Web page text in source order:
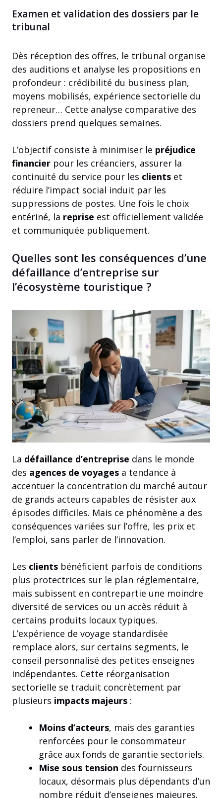
Examen et validation des dossiers par le
tribunal
Dès réception des offres, le tribunal organise
des auditions et analyse les propositions en
profondeur : crédibilité du business plan,
moyens mobilisés, expérience sectorielle du
repreneur… Cette analyse comparative des
dossiers prend quelques semaines.
L’objectif consiste à minimiser le préjudice
financier pour les créanciers, assurer la
continuité du service pour les clients et
réduire l’impact social induit par les
suppressions de postes. Une fois le choix
entériné, la reprise est officiellement validée
et communiquée publiquement.
Quelles sont les conséquences d’une
défaillance d’entreprise sur
l’écosystème touristique ?
La défaillance d’entreprise dans le monde
des agences de voyages a tendance à
accentuer la concentration du marché autour
de grands acteurs capables de résister aux
épisodes difficiles. Mais ce phénomène a des
conséquences variées sur l’offre, les prix et
l’emploi, sans parler de l’innovation.
Les clients bénéficient parfois de conditions
plus protectrices sur le plan réglementaire,
mais subissent en contrepartie une moindre
diversité de services ou un accès réduit à
certains produits locaux typiques.
L’expérience de voyage standardisée
remplace alors, sur certains segments, le
conseil personnalisé des petites enseignes
indépendantes. Cette réorganisation
sectorielle se traduit concrètement par
plusieurs impacts majeurs :
Moins d’acteurs, mais des garanties
renforcées pour le consommateur
grâce aux fonds de garantie sectoriels.
Mise sous tension des fournisseurs
locaux, désormais plus dépendants d’un
nombre réduit d’enseignes majeures.